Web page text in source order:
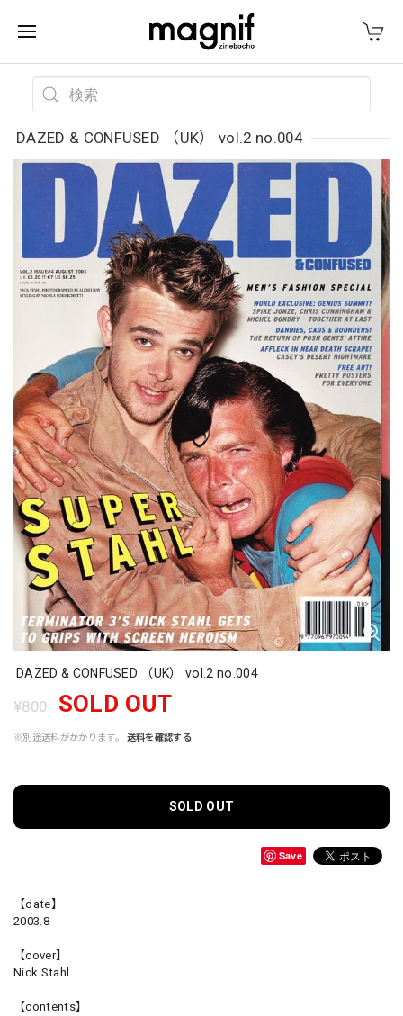
DAZED & CONFUSED （UK） vol.2 no.004
DAZED & CONFUSED （UK） vol.2 no.004
¥800 SOLD OUT
※別途送料がかかります。 送料を確認する
SOLD OUT
Save
【date】
2003.8
【cover】
Nick Stahl
【contents】